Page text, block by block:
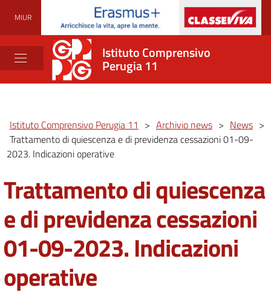
MIUR
Istituto Comprensivo
Perugia 11
Istituto Comprensivo Perugia 11 > Archivio news > News >
Trattamento di quiescenza e di previdenza cessazioni 01-09-
2023. Indicazioni operative
Trattamento di quiescenza
e di previdenza cessazioni
01-09-2023. Indicazioni
operative